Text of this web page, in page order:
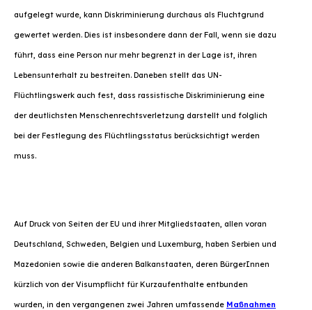
aufgelegt wurde, kann Diskriminierung durchaus als Fluchtgrund
gewertet werden. Dies ist insbesondere dann der Fall, wenn sie dazu
führt, dass eine Person nur mehr begrenzt in der Lage ist, ihren
Lebensunterhalt zu bestreiten. Daneben stellt das UN-
Flüchtlingswerk auch fest, dass rassistische Diskriminierung eine
der deutlichsten Menschenrechtsverletzung darstellt und folglich
bei der Festlegung des Flüchtlingsstatus berücksichtigt werden
muss.
Auf Druck von Seiten der EU und ihrer Mitgliedstaaten, allen voran
Deutschland, Schweden, Belgien und Luxemburg, haben Serbien und
Mazedonien sowie die anderen Balkanstaaten, deren BürgerInnen
kürzlich von der Visumpflicht für Kurzaufenthalte entbunden
wurden, in den vergangenen zwei Jahren umfassende Maßnahmen